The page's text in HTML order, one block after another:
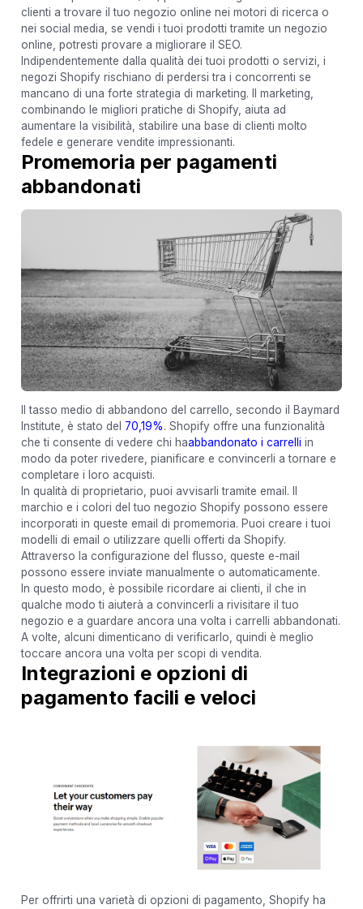
clienti a trovare il tuo negozio online nei motori di ricerca o
nei social media, se vendi i tuoi prodotti tramite un negozio
online, potresti provare a migliorare il SEO.
Indipendentemente dalla qualità dei tuoi prodotti o servizi, i
negozi Shopify rischiano di perdersi tra i concorrenti se
mancano di una forte strategia di marketing. Il marketing,
combinando le migliori pratiche di Shopify, aiuta ad
aumentare la visibilità, stabilire una base di clienti molto
fedele e generare vendite impressionanti.
Promemoria per pagamenti
abbandonati
Il tasso medio di abbandono del carrello, secondo il Baymard
Institute, è stato del 70,19%. Shopify offre una funzionalità
che ti consente di vedere chi haabbandonato i carrelli in
modo da poter rivedere, pianificare e convincerli a tornare e
completare i loro acquisti.
In qualità di proprietario, puoi avvisarli tramite email. Il
marchio e i colori del tuo negozio Shopify possono essere
incorporati in queste email di promemoria. Puoi creare i tuoi
modelli di email o utilizzare quelli offerti da Shopify.
Attraverso la configurazione del flusso, queste e-mail
possono essere inviate manualmente o automaticamente.
In questo modo, è possibile ricordare ai clienti, il che in
qualche modo ti aiuterà a convincerli a rivisitare il tuo
negozio e a guardare ancora una volta i carrelli abbandonati.
A volte, alcuni dimenticano di verificarlo, quindi è meglio
toccare ancora una volta per scopi di vendita.
Integrazioni e opzioni di
pagamento facili e veloci
Per offrirti una varietà di opzioni di pagamento, Shopify ha